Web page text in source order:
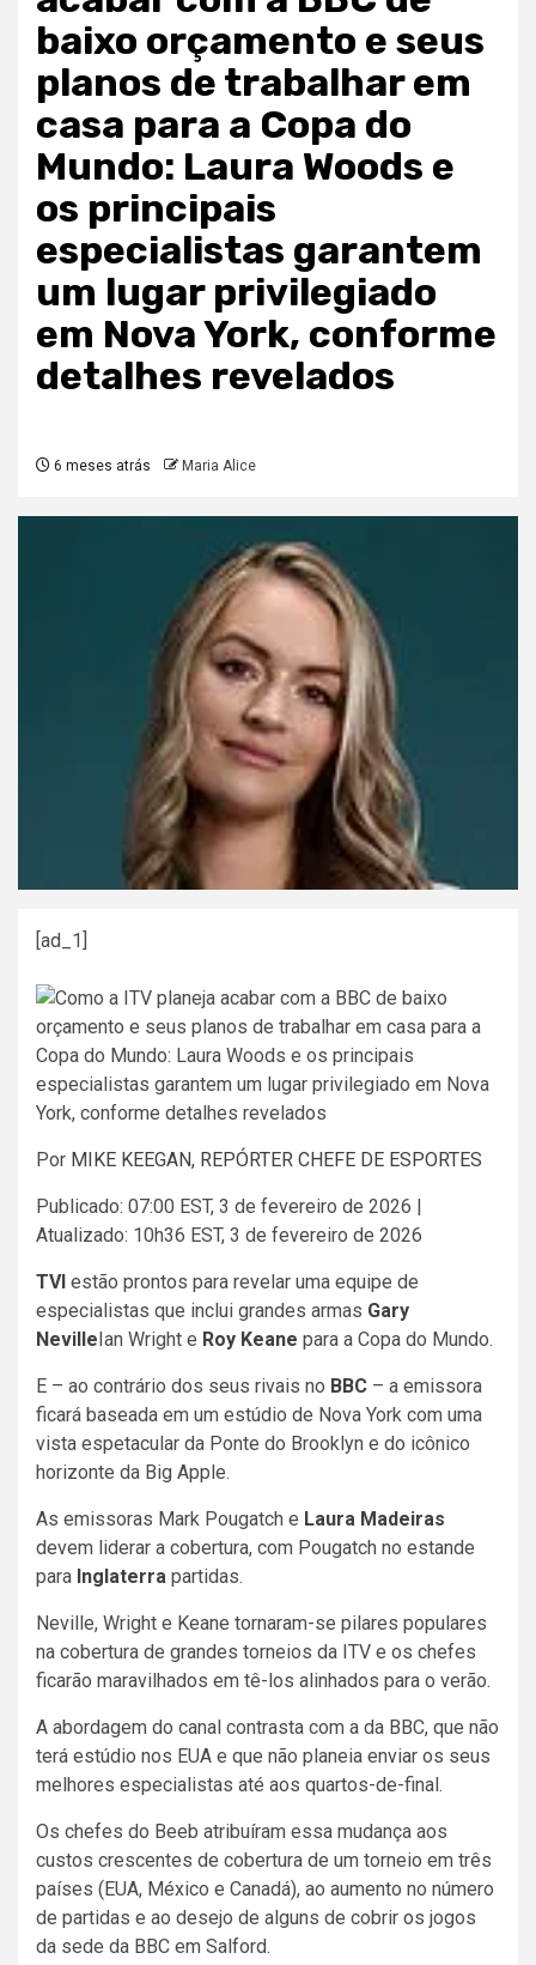
baixo orçamento e seus
planos de trabalhar em
casa para a Copa do
Mundo: Laura Woods e
os principais
especialistas garantem
um lugar privilegiado
em Nova York, conforme
detalhes revelados
6 meses atrás Maria Alice
[ad_1]
Por MIKE KEEGAN, REPÓRTER CHEFE DE ESPORTES
Publicado: 07:00 EST, 3 de fevereiro de 2026 |
Atualizado: 10h36 EST, 3 de fevereiro de 2026
TVI estão prontos para revelar uma equipe de
especialistas que inclui grandes armas Gary
NevilleIan Wright e Roy Keane para a Copa do Mundo.
E – ao contrário dos seus rivais no BBC – a emissora
ficará baseada em um estúdio de Nova York com uma
vista espetacular da Ponte do Brooklyn e do icônico
horizonte da Big Apple.
As emissoras Mark Pougatch e Laura Madeiras
devem liderar a cobertura, com Pougatch no estande
para Inglaterra partidas.
Neville, Wright e Keane tornaram-se pilares populares
na cobertura de grandes torneios da ITV e os chefes
ficarão maravilhados em tê-los alinhados para o verão.
A abordagem do canal contrasta com a da BBC, que não
terá estúdio nos EUA e que não planeia enviar os seus
melhores especialistas até aos quartos-de-final.
Os chefes do Beeb atribuíram essa mudança aos
custos crescentes de cobertura de um torneio em três
países (EUA, México e Canadá), ao aumento no número
de partidas e ao desejo de alguns de cobrir os jogos
da sede da BBC em Salford.